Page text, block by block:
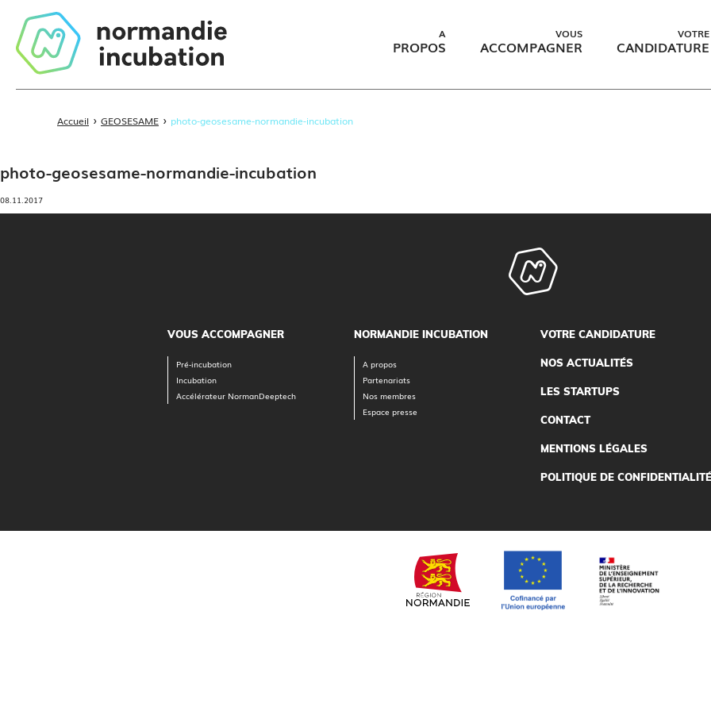
A
PROPOS
VOUS
ACCOMPAGNER
VOTRE
CANDIDATURE
Accueil › GEOSESAME › photo-geosesame-normandie-incubation
photo-geosesame-normandie-incubation
08.11.2017
VOUS ACCOMPAGNER
Pré-incubation
Incubation
Accélérateur NormanDeeptech
NORMANDIE INCUBATION
A propos
Partenariats
Nos membres
Espace presse
VOTRE CANDIDATURE
NOS ACTUALITÉS
LES STARTUPS
CONTACT
MENTIONS LÉGALES
POLITIQUE DE